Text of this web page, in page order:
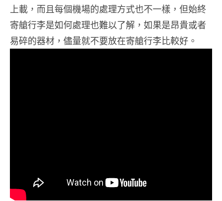
上載，而且每個機場的處理方式也不一樣，但始終
寄艙行李是如何處理也難以了解，如果是昂貴或者
易碎的器材，儘量就不要放在寄艙行李比較好。